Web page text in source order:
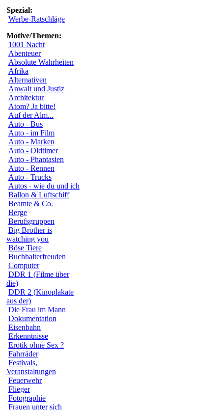
Spezial:
Werbe-Ratschläge
Motive/Themen:
1001 Nacht
Abenteuer
Absolute Wahrheiten
Afrika
Alternativen
Anwalt und Justiz
Architektur
Atom? Ja bitte!
Auf der Alm...
Auto - Bus
Auto - im Film
Auto - Marken
Auto - Oldtimer
Auto - Phantasien
Auto - Rennen
Auto - Trucks
Autos - wie du und ich
Ballon & Luftschiff
Beamte & Co.
Berge
Berufsgruppen
Big Brother is
watching you
Böse Tiere
Buchhalterfreuden
Computer
DDR 1 (Filme über
die)
DDR 2 (Kinoplakate
aus der)
Die Frau im Mann
Dokumentation
Eisenbahn
Erkenntnisse
Erotik ohne Sex ?
Fahrräder
Festivals,
Veranstaltungen
Feuerwehr
Flieger
Fotographie
Frauen unter sich